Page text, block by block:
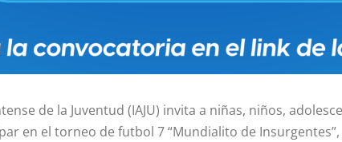
de la Juventud (IAJU) invita a niñas, niños,
en el torneo de futbol 7 “Mundialito de